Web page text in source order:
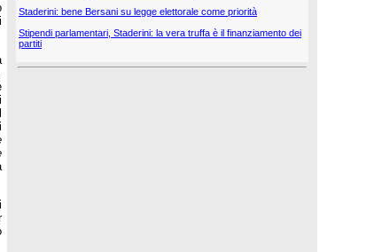
Staderini: bene Bersani su legge elettorale come priorità
Stipendi parlamentari, Staderini: la vera truffa è il finanziamento dei
partiti